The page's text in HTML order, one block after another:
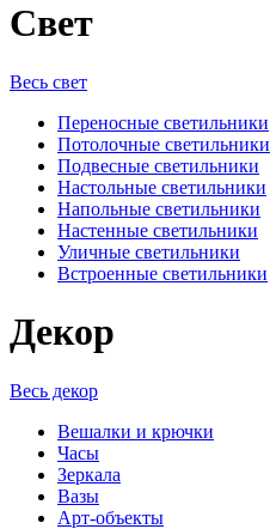
Свет
Весь свет
Переносные светильники
Потолочные светильники
Подвесные светильники
Настольные светильники
Напольные светильники
Настенные светильники
Уличные светильники
Встроенные светильники
Декор
Весь декор
Вешалки и крючки
Часы
Зеркала
Вазы
Арт-объекты